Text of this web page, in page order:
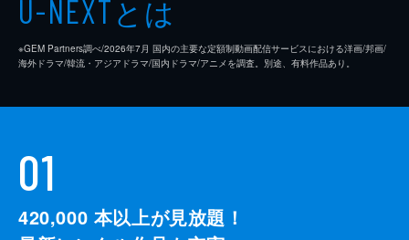
U-NEXTとは
※GEM Partners調べ/2026年7⽉ 国内の主要な定額制動画配信サービスにおける洋画/邦画/
海外ドラマ/韓流・アジアドラマ/国内ドラマ/アニメを調査。別途、有料作品あり。
01
420,000 本以上が見放題！